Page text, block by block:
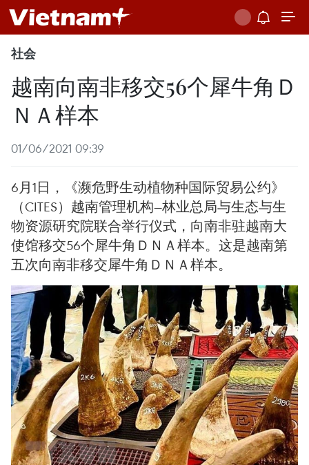
社会
越南向南非移交56个犀牛角Ｄ
ＮＡ样本
01/06/2021 09:39
6月1日，《濒危野生动植物种国际贸易公约》
（CITES）越南管理机构—林业总局与生态与生
物资源研究院联合举行仪式，向南非驻越南大
使馆移交56个犀牛角ＤＮＡ样本。这是越南第
五次向南非移交犀牛角ＤＮＡ样本。